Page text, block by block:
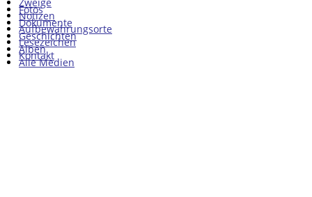
Fotos
Dokumente
Geschichten
Alben
Alle Medien
Notizen
Aufbewahrungsorte
Lesezeichen
Kontakt